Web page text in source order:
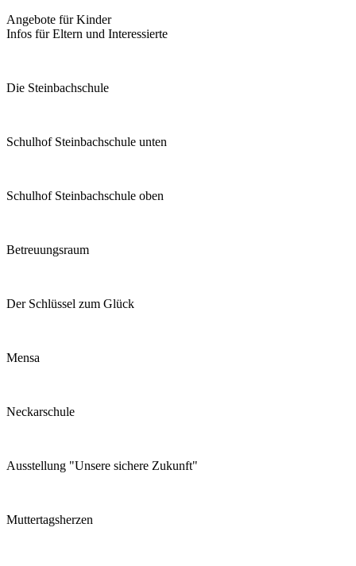
Angebote für Kinder
Infos für Eltern und Interessierte
Die Steinbachschule
Schulhof Steinbachschule unten
Schulhof Steinbachschule oben
Betreuungsraum
Der Schlüssel zum Glück
Mensa
Neckarschule
Ausstellung "Unsere sichere Zukunft"
Muttertagsherzen